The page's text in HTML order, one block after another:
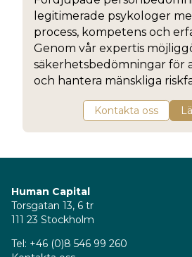
legitimerade psykologer
process, kompetens och
Genom vår expertis
säkerhetsbedömningar för
och hantera mänskliga
Kontakta oss
Human Capital
Torsgatan 13, 6 tr
111 23 Stockholm
Tel: +46 (0)8 546 99 260